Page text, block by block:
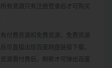
有资源只有注册登录后才可购买
付费资源和免费资源，免费资源
后可直接出现百度网盘链接下载，
源需付费后，刷新才可弹出百度